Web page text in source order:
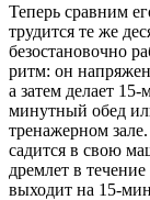
Теперь сравним
трудится те же
безостановочно
ритм: он
а затем делает
минутный обед
тренажерном
садится в свою
дремлет в
выходит на 15-